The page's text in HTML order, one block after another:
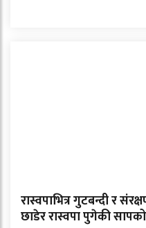
रास्वपाभित्र गुटबन्दी र
छाडेर रास्वपा पुगेकी